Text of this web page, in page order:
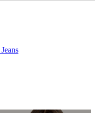
Jeans